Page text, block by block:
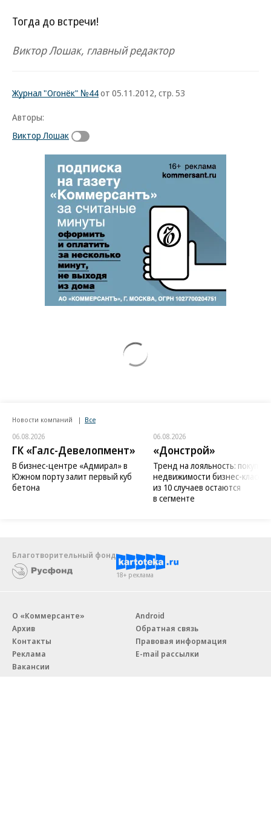
Тогда до встречи!
Виктор Лошак, главный редактор
Журнал "Огонёк" №44от 05.11.2012, стр. 53
Авторы:
Виктор Лошак
Новости компаний Все
06.08.2026
ГК «Галс-Девелопмент»
В бизнес-центре «Адмирал» в
Южном порту залит первый куб
бетона
06.08.2026
«Донстрой»
Тренд на лояльность:
недвижимости бизнес-класса
из 10 случаев остаются
в сегменте
Благотворительный фонд
18+ реклама
О «Коммерсанте»
Архив
Контакты
Реклама
Вакансии
Android
Обратная связь
Правовая информация
E-mail рассылки